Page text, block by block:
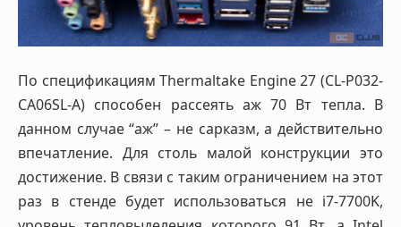
По спецификациям Thermaltake Engine 27 (CL-P032-
CA06SL-A) способен рассеять аж 70 Вт тепла. В
данном случае “аж” – не сарказм, а действительно
впечатление. Для столь малой конструкции это
достижение. В связи с таким ограничением на этот
раз в стенде будет использоваться не i7-7700K,